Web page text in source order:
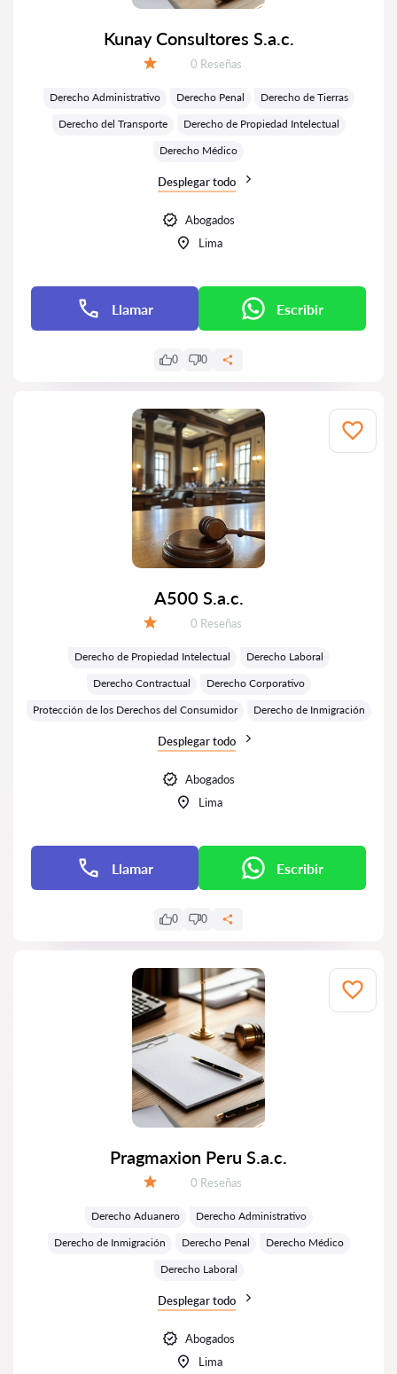
Kunay Consultores S.a.c.
Número de reseñas:
0 Reseñas
Derecho Administrativo Derecho Penal
Derecho de Tierras
Derecho del Transporte
Derecho de Propiedad Intelectual
Derecho Médico
Desplegar todo
Abogados
Lima
Llamar Escribir
0 0
A500 S.a.c.
Número de reseñas:
0 Reseñas
Derecho de Propiedad Intelectual
Derecho Laboral
Derecho Contractual
Derecho Corporativo
Protección de los Derechos del Consumidor
Derecho de Inmigración
Desplegar todo
Abogados
Lima
Llamar Escribir
0 0
Pragmaxion Peru S.a.c.
Número de reseñas:
0 Reseñas
Derecho Aduanero
Derecho Administrativo
Derecho de Inmigración
Derecho Penal
Derecho Médico
Derecho Laboral
Desplegar todo
Abogados
Lima